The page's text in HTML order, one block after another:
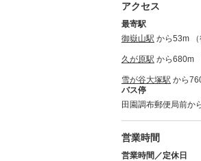
アクセス
最寄駅
御嶽山駅 から53m （
久が原駅 から680m
雪が谷大塚駅 から
バス停
田園調布郵便局前か
営業時間
営業時間／定休日